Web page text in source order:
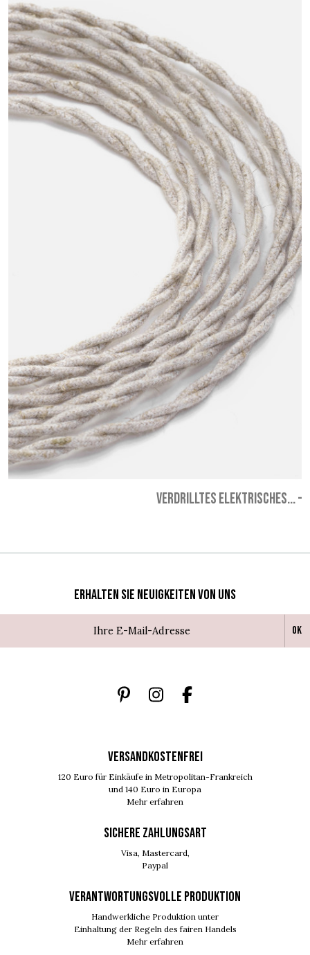
VERDRILLTES ELEKTRISCHES...-
Erhalten Sie Neuigkeiten von uns
Ok
VERSANDKOSTENFREI
120 Euro für Einkäufe in Metropolitan-Frankreich
und 140 Euro in Europa
Mehr erfahren
SICHERE ZAHLUNGSART
Visa, Mastercard,
Paypal
VERANTWORTUNGSVOLLE PRODUKTION
Handwerkliche Produktion unter
Einhaltung der Regeln des fairen Handels
Mehr erfahren